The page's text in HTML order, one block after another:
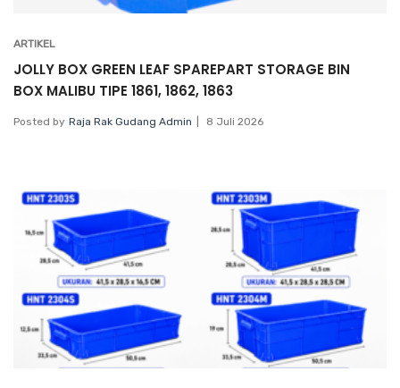
ARTIKEL
JOLLY BOX GREEN LEAF SPAREPART STORAGE BIN
BOX MALIBU TIPE 1861, 1862, 1863
Posted by Raja Rak Gudang Admin 8 Juli 2026